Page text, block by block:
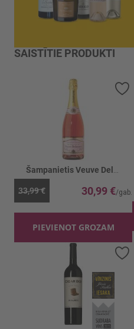
SAISTĪTIE PRODUKTI
33,99 € 30,99 €
PIEVIENOT GROZAM